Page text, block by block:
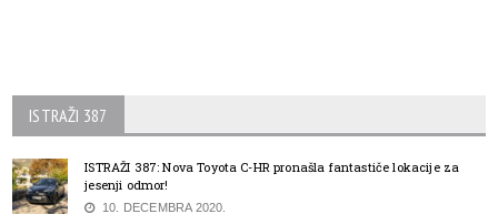
ISTRAŽI 387
ISTRAŽI 387: Nova Toyota C-HR pronašla fantastiče lokacije za
jesenji odmor!
10. DECEMBRA 2020.